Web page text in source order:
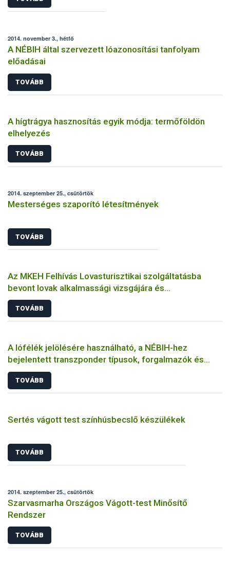
2014. november 3., hétfő
A NÉBIH által szervezett lóazonosítási tanfolyam
előadásai
TOVÁBB
A hígtrágya hasznosítás egyik módja: termőföldön
elhelyezés
TOVÁBB
2014. szeptember 25., csütörtök
Mesterséges szaporító létesítmények
TOVÁBB
Az MKEH Felhívás Lovasturisztikai szolgáltatásba
bevont lovak alkalmassági vizsgájára és
adatszolgáltatási kötelezettségére
TOVÁBB
A lófélék jelölésére használható, a NÉBIH-hez
bejelentett transzponder típusok, forgalmazók és
gyártók listája
TOVÁBB
Sertés vágott test színhúsbecslő készülékek
TOVÁBB
2014. szeptember 25., csütörtök
Szarvasmarha Országos Vágott-test Minősítő
Rendszer
TOVÁBB